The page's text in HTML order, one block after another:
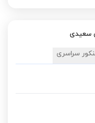
سعیدی
سراسری